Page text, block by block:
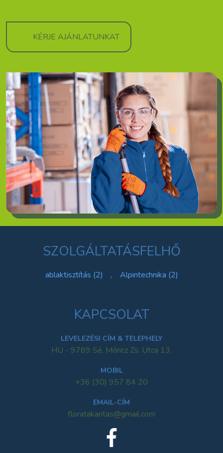
KÉRJE AJÁNLATUNKAT
SZOLGÁLTATÁSFELHŐ
ablaktisztítás (2) , Alpintechnika (2)
KAPCSOLAT
LEVELEZÉSI CÍM & TELEPHELY
HU - 9789 Sé, Móricz Zs. Utca 13.
MOBIL
+36 (30) 957 84 20
EMAIL-CÍM
floratakaritas@gmail.com